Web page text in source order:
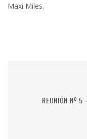
Maxi Miles.
REUNIÓN Nº 5